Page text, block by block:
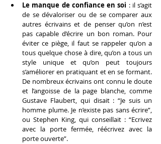
Le manque de confiance en soi : il s’agit
de se dévaloriser ou de se comparer aux
autres écrivains et de penser qu’on n’est
pas capable d’écrire un bon roman. Pour
éviter ce piège, il faut se rappeler qu’on a
tous quelque chose à dire, qu’on a tous un
style unique et qu’on peut toujours
s’améliorer en pratiquant et en se formant.
De nombreux écrivains ont connu le doute
et l’angoisse de la page blanche, comme
Gustave Flaubert, qui disait : “Je suis un
homme plume. Je n’existe pas sans écrire”,
ou Stephen King, qui conseillait : “Ecrivez
avec la porte fermée, réécrivez avec la
porte ouverte”.